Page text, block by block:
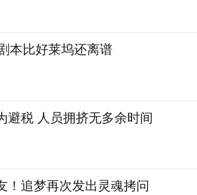
本比好莱坞还离谱
避税 人员拥挤无多余时间
！追梦再次发出灵魂拷问